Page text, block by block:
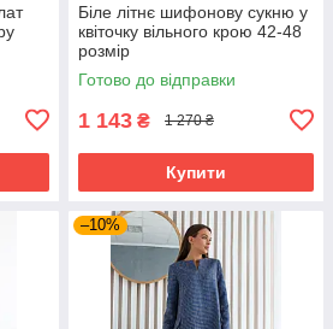
Біле літнє шифонову сукню у
квіточку вільного крою 42-48
розмір
Готово до відправки
1 143 ₴ 1 270 ₴
Купити
–10%